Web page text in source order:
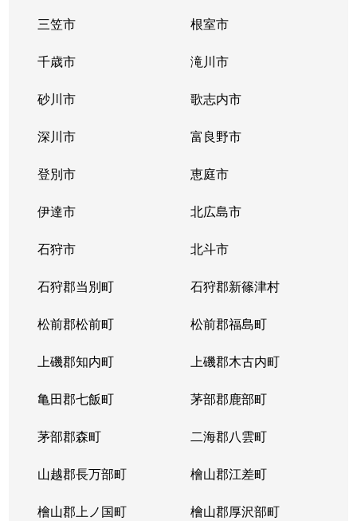
三笠市 根室市
千歳市 滝川市
砂川市 歌志内市
深川市 富良野市
登別市 恵庭市
伊達市 北広島市
石狩市 北斗市
石狩郡当別町 石狩郡新篠津村
松前郡松前町 松前郡福島町
上磯郡知内町 上磯郡木古内町
亀田郡七飯町 茅部郡鹿部町
茅部郡森町 二海郡八雲町
山越郡長万部町 檜山郡江差町
檜山郡上ノ国町 檜山郡厚沢部町